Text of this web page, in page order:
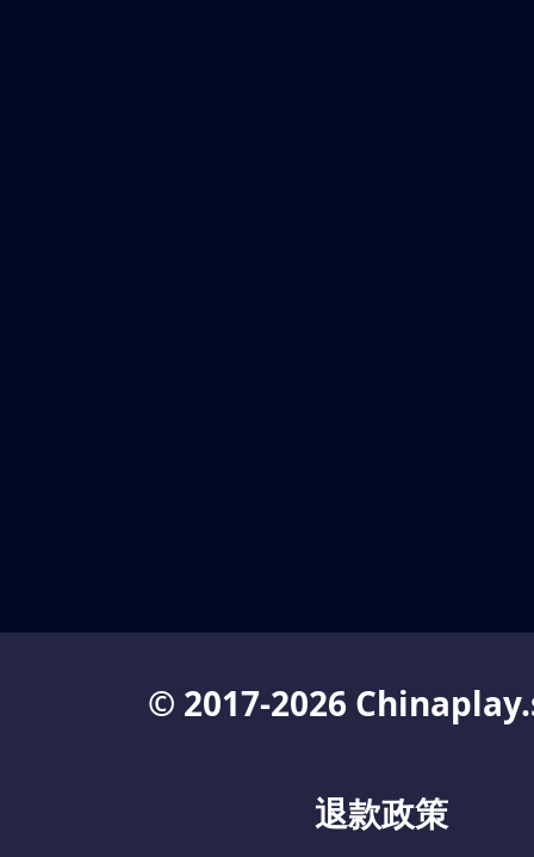
© 2017-2026
退款政策